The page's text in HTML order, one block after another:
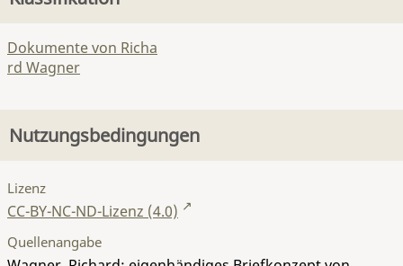
Dokumente von Richa
rd Wagner
Nutzungsbedingungen
Lizenz
CC-BY-NC-ND-Lizenz (4.0)
Quellenangabe